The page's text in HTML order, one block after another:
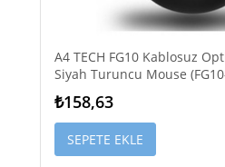
A4 TECH FG10 Kablosuz
Siyah Turuncu Mouse
₺158,63
SEPETE EKLE